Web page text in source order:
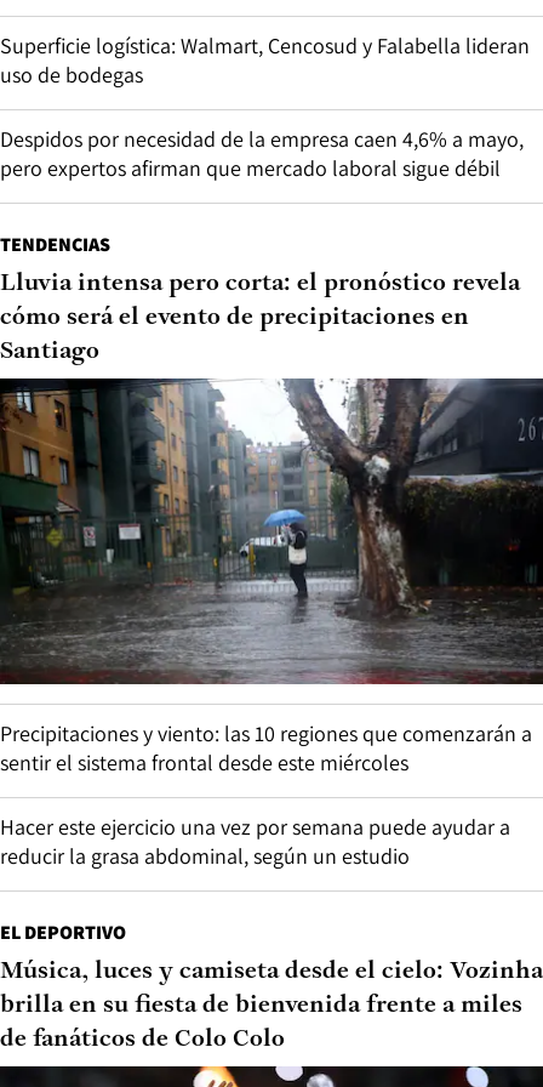
Superficie logística: Walmart, Cencosud y Falabella lideran
uso de bodegas
Despidos por necesidad de la empresa caen 4,6% a mayo,
pero expertos afirman que mercado laboral sigue débil
TENDENCIAS
Lluvia intensa pero corta: el pronóstico revela
cómo será el evento de precipitaciones en
Santiago
Precipitaciones y viento: las 10 regiones que comenzarán a
sentir el sistema frontal desde este miércoles
Hacer este ejercicio una vez por semana puede ayudar a
reducir la grasa abdominal, según un estudio
EL DEPORTIVO
Música, luces y camiseta desde el cielo: Vozinha
brilla en su fiesta de bienvenida frente a miles
de fanáticos de Colo Colo